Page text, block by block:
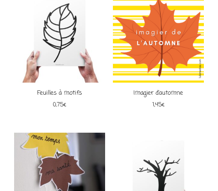
Feuilles à motifs
0,75€
Imagier d’automne
1,45€